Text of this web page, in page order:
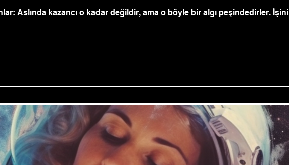
Aslında kazancı o kadar değildir, ama o böyle bir algı peşindedirler. İşini